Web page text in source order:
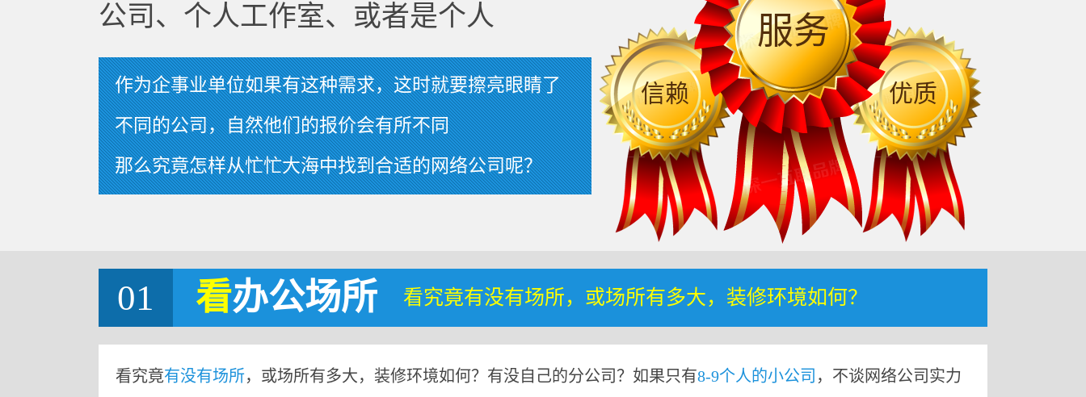
公司、个人工作室、或者是个人
作为企事业单位如果有这种需求，这时就要擦亮眼睛了
不同的公司，自然他们的报价会有所不同
那么究竟怎样从忙忙大海中找到合适的网络公司呢？
信赖
服务
优质
01 看办公场所 看究竟有没有场所，或场所有多大，装修环境如何？
看究竟有没有场所，或场所有多大，装修环境如何？有没自己的分公司？如果只有8-9个人的小公司 ，不谈网络公司实力